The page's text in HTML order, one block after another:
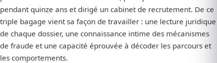
pendant quinze ans et dirigé un cabinet de recrutement. De ce
triple bagage vient sa façon de travailler : une lecture juridique
de chaque dossier, une connaissance intime des mécanismes
de fraude et une capacité éprouvée à décoder les parcours et
les comportements.